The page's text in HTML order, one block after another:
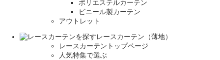
ポリエステルカーテン
ビニール製カーテン
アウトレット
レースカーテン（薄地）
レースカーテントップページ
人気特集で選ぶ